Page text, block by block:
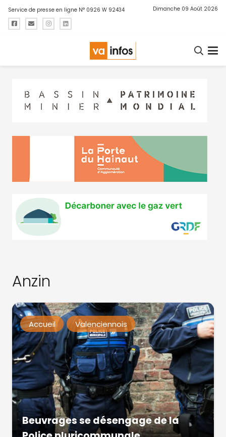
Service de presse en ligne N° 0926 W 92434 Dimanche 09 Août 2026
Anzin
Accueil Valenciennois
Beuvrages se désengage de la